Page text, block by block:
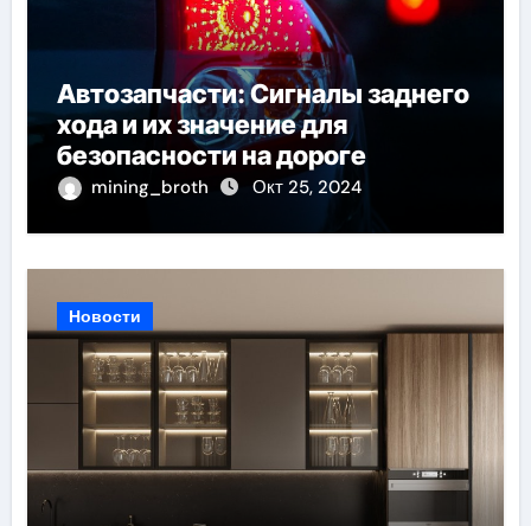
Автозапчасти: Сигналы заднего
хода и их значение для
безопасности на дороге
mining_broth Окт 25, 2024
Новости